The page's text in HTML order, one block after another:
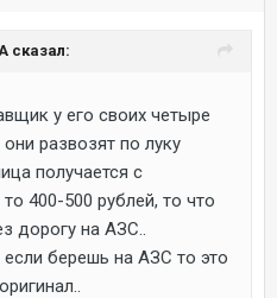
сказал:
у его своих четыре
развозят по луку
получается с
400-500 рублей, то что
дорогу на АЗС..
если берешь на АЗС то это